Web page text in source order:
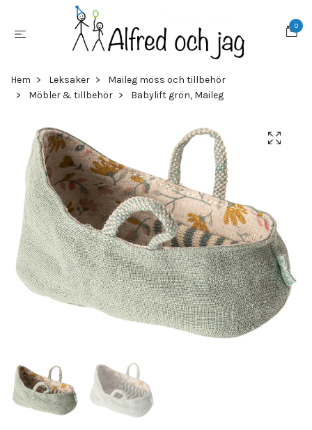
0
Hem Leksaker
Maileg möss och tillbehör
Möbler & tillbehör
Babylift grön, Maileg